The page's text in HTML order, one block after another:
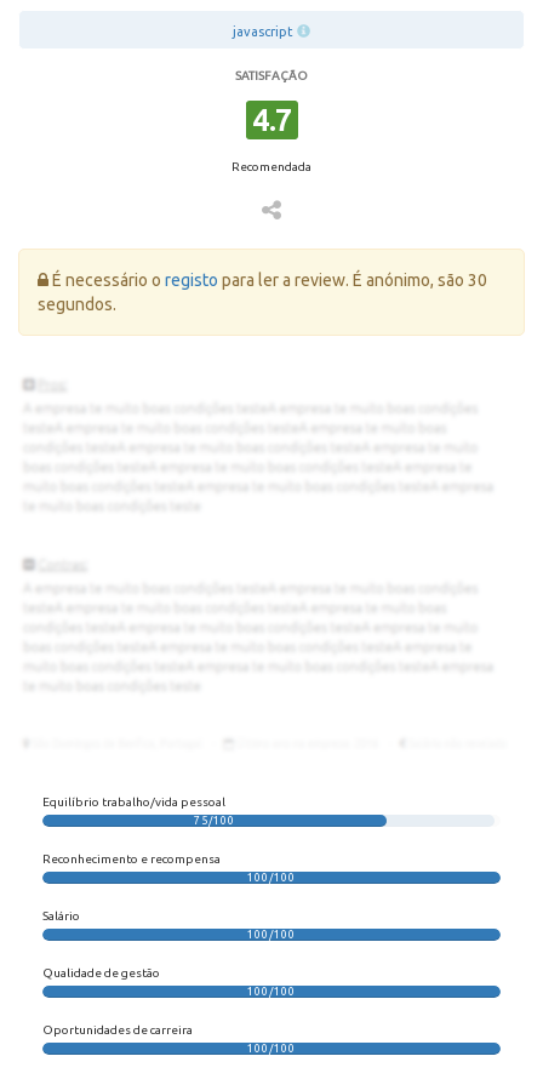
javascript
SATISFAÇÃO
4.7
Recomendada
Erro:
É necessário o registo para ler a review. É anónimo, são 30
segundos.
Equilíbrio trabalho/vida pessoal
75/100
Reconhecimento e recompensa
100/100
Salário
100/100
Qualidade de gestão
100/100
Oportunidades de carreira
100/100